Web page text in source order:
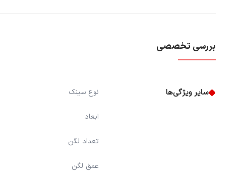
بررسی تخصصی
سایر ویژگی‌ها نوع سینک
ابعاد
تعداد لگن
عمق لگن